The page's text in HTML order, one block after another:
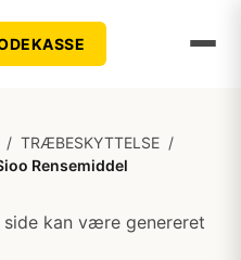
/ TRÆBESKYTTELSE /
Rensemiddel
kan være genereret